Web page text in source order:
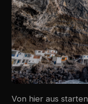
Von hier aus